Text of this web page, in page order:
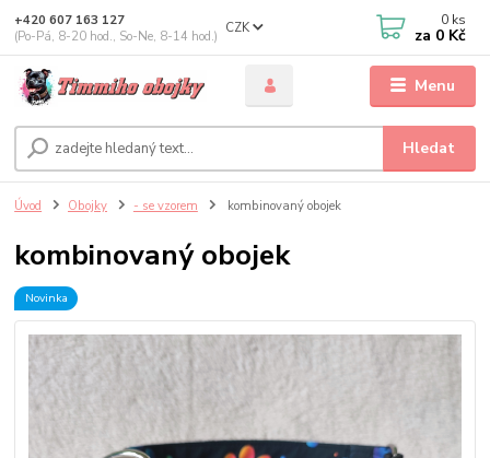
Menu
CZK
Hledat
+420 607 163 127
(Po-Pá, 8-20 hod., So-Ne, 8-14 hod.)
0 ks
za 0 Kč
Úvod Obojky - se vzorem kombinovaný obojek
kombinovaný obojek
Novinka